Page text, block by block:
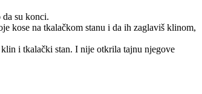
da su konci.
kose na tkalačkom stanu i da ih zaglaviš klinom,
i tkalački stan. I nije otkrila tajnu njegove